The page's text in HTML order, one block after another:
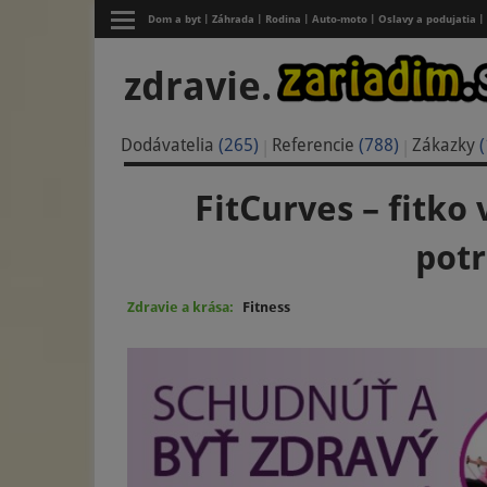
Dom a byt Záhrada Rodina Auto-moto Oslavy a podujatia
zdravie.
Dodávatelia (265) Referencie (788) Zákazky
FitCurves – fitko
Zdravie a krása: Fitness